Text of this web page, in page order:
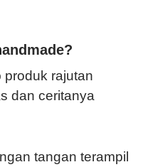
produk rajutan
dan ceritanya
tangan terampil